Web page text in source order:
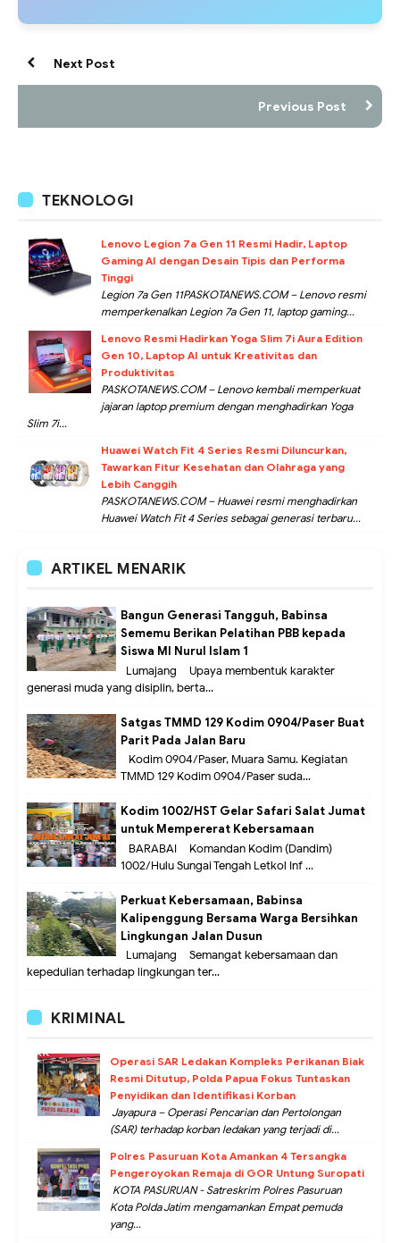
Next Post
Previous Post
TEKNOLOGI
Lenovo Legion 7a Gen 11 Resmi Hadir, Laptop
Gaming AI dengan Desain Tipis dan Performa
Tinggi
Legion 7a Gen 11PASKOTANEWS.COM – Lenovo resmi
memperkenalkan Legion 7a Gen 11, laptop gaming...
Lenovo Resmi Hadirkan Yoga Slim 7i Aura Edition
Gen 10, Laptop AI untuk Kreativitas dan
Produktivitas
PASKOTANEWS.COM – Lenovo kembali memperkuat
jajaran laptop premium dengan menghadirkan Yoga
Slim 7i...
Huawei Watch Fit 4 Series Resmi Diluncurkan,
Tawarkan Fitur Kesehatan dan Olahraga yang
Lebih Canggih
PASKOTANEWS.COM – Huawei resmi menghadirkan
Huawei Watch Fit 4 Series sebagai generasi terbaru...
ARTIKEL MENARIK
Bangun Generasi Tangguh, Babinsa
Sememu Berikan Pelatihan PBB kepada
Siswa MI Nurul Islam 1
Lumajang – Upaya membentuk karakter
generasi muda yang disiplin, berta...
Satgas TMMD 129 Kodim 0904/Paser Buat
Parit Pada Jalan Baru
Kodim 0904/Paser, Muara Samu. Kegiatan
TMMD 129 Kodim 0904/Paser suda...
Kodim 1002/HST Gelar Safari Salat Jumat
untuk Mempererat Kebersamaan
BARABAI – Komandan Kodim (Dandim)
1002/Hulu Sungai Tengah Letkol Inf ...
Perkuat Kebersamaan, Babinsa
Kalipenggung Bersama Warga Bersihkan
Lingkungan Jalan Dusun
Lumajang – Semangat kebersamaan dan
kepedulian terhadap lingkungan ter...
KRIMINAL
Operasi SAR Ledakan Kompleks Perikanan Biak
Resmi Ditutup, Polda Papua Fokus Tuntaskan
Penyidikan dan Identifikasi Korban
Jayapura – Operasi Pencarian dan Pertolongan
(SAR) terhadap korban ledakan yang terjadi di...
Polres Pasuruan Kota Amankan 4 Tersangka
Pengeroyokan Remaja di GOR Untung Suropati
KOTA PASURUAN - Satreskrim Polres Pasuruan
Kota Polda Jatim mengamankan Empat pemuda
yang...